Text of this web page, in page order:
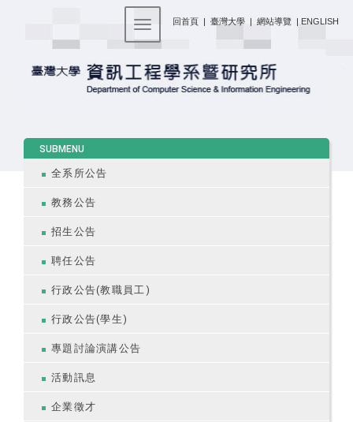
回首頁 | 臺灣大學 | 網站導覽 | ENGLISH
Toggle navigation
SUBMENU
全系所公告
教務公告
招生公告
聘任公告
行政公告(教職員工)
行政公告(學生)
專題討論演講公告
活動訊息
企業徵才